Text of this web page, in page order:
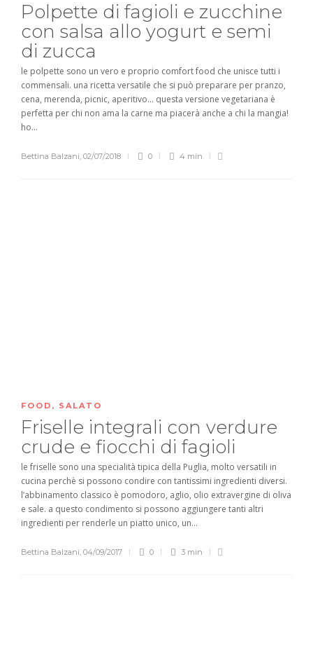
Polpette di fagioli e zucchine
con salsa allo yogurt e semi
di zucca
le polpette sono un vero e proprio comfort food che unisce tutti i
commensali. una ricetta versatile che si può preparare per pranzo,
cena, merenda, picnic, aperitivo… questa versione vegetariana è
perfetta per chi non ama la carne ma piacerà anche a chi la mangia!
ho...
Bettina Balzani, 02/07/2018 0 4 min
FOOD , SALATO
Friselle integrali con verdure
crude e fiocchi di fagioli
le friselle sono una specialità tipica della Puglia, molto versatili in
cucina perchè si possono condire con tantissimi ingredienti diversi.
l’abbinamento classico è pomodoro, aglio, olio extravergine di oliva
e sale. a questo condimento si possono aggiungere tanti altri
ingredienti per renderle un piatto unico, un...
Bettina Balzani 04/09/2017 0 3 min